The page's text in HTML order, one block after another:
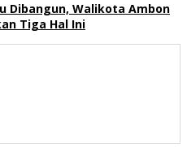
Dibangun, Walikota Ambon
Tiga Hal Ini